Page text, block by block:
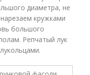
диаметра, не
кружками
большого
Репчатый лук